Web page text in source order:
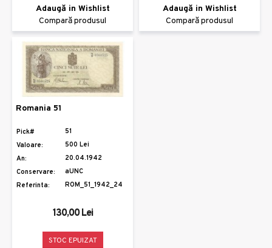
Adaugă in Wishlist
Compară produsul
Adaugă in Wishlist
Compară produsul
Romania 51
Pick#
51
Valoare:
500 Lei
An:
20.04.1942
Conservare:
aUNC
Referinta:
ROM_51_1942_24
130,00 Lei
STOC EPUIZAT